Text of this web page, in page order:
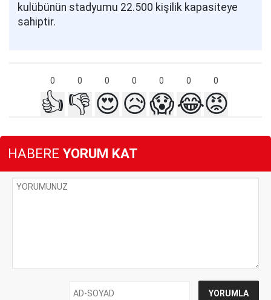
kulübünün stadyumu 22.500 kişilik kapasiteye
sahiptir.
0 0 0 0 0 0 0
👍 👎 😍😥😱😂😡
HABERE YORUM KAT